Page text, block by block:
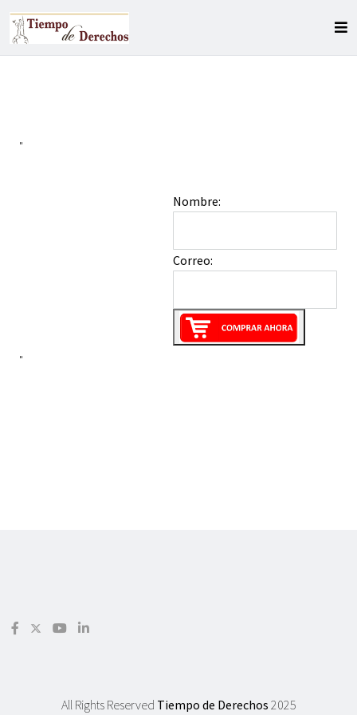
"
Nombre:
Correo:
"
All Rights Reserved Tiempo de Derechos 2025